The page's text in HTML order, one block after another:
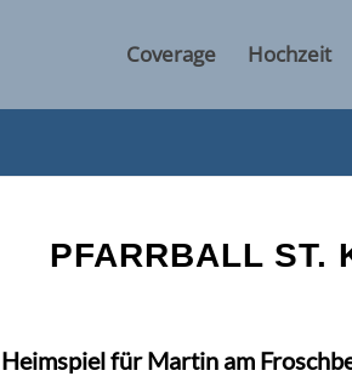
Coverage Hochzeit
PFARRBALL ST.
Heimspiel für Martin am